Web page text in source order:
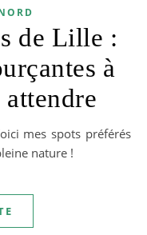
de Lille :
à
mes spots préférés
nature !